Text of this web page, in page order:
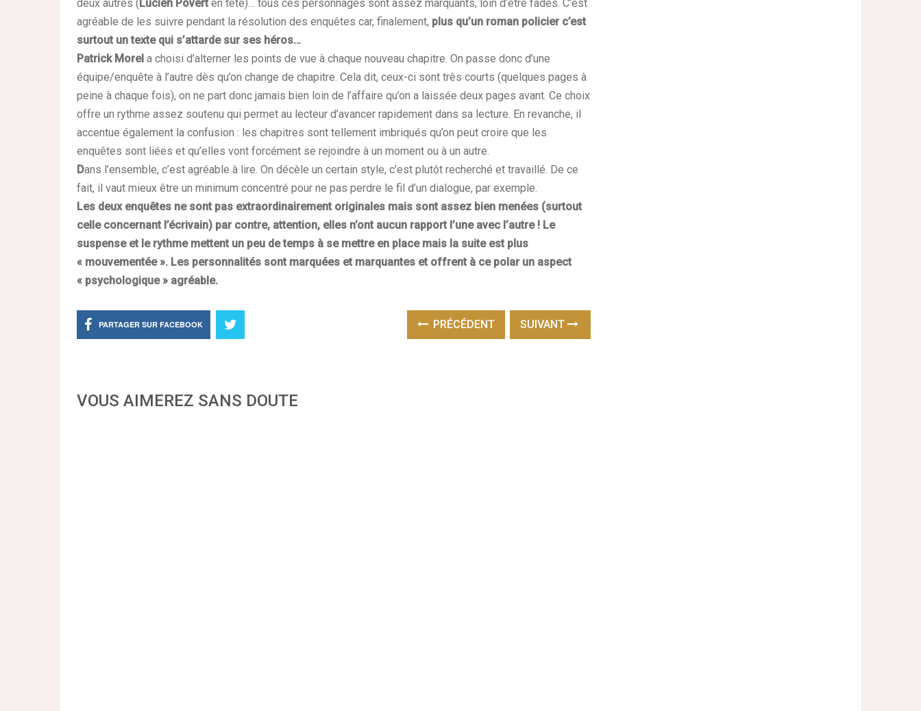
deux autres (Lucien Povert en tête)… tous ces personnages sont assez marquants, loin d’être fades. C’est
agréable de les suivre pendant la résolution des enquêtes car, finalement, plus qu’un roman policier c’est
surtout un texte qui s’attarde sur ses héros…
Patrick Morel a choisi d’alterner les points de vue à chaque nouveau chapitre. On passe donc d’une
équipe/enquête à l’autre dès qu’on change de chapitre. Cela dit, ceux-ci sont très courts (quelques pages à
peine à chaque fois), on ne part donc jamais bien loin de l’affaire qu’on a laissée deux pages avant. Ce choix
offre un rythme assez soutenu qui permet au lecteur d’avancer rapidement dans sa lecture. En revanche, il
accentue également la confusion : les chapitres sont tellement imbriqués qu’on peut croire que les
enquêtes sont liées et qu’elles vont forcément se rejoindre à un moment ou à un autre.
Dans l’ensemble, c’est agréable à lire. On décèle un certain style, c’est plutôt recherché et travaillé. De ce
fait, il vaut mieux être un minimum concentré pour ne pas perdre le fil d’un dialogue, par exemple.
Les deux enquêtes ne sont pas extraordinairement originales mais sont assez bien menées (surtout
celle concernant l’écrivain) par contre, attention, elles n’ont aucun rapport l’une avec l’autre ! Le
suspense et le rythme mettent un peu de temps à se mettre en place mais la suite est plus
« mouvementée ». Les personnalités sont marquées et marquantes et offrent à ce polar un aspect
« psychologique » agréable.
PARTAGER SUR FACEBOOK PRÉCÉDENT SUIVANT
VOUS AIMEREZ SANS DOUTE